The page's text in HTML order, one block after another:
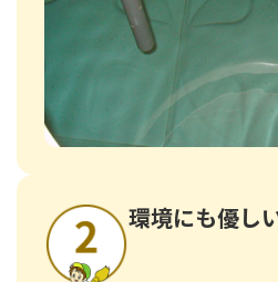
環境にも優し